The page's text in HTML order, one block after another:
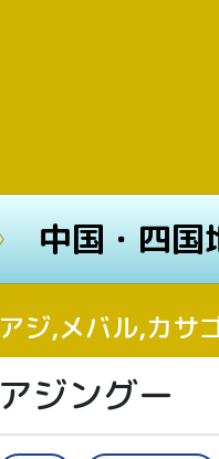
中国・四国
アジ,メバル,カサ
アジングー